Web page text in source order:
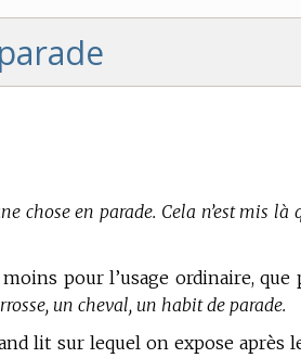
parade
chose en parade. Cela n’est mis là
pour l’usage ordinaire, que
un cheval, un habit de parade.
lit sur lequel on expose après